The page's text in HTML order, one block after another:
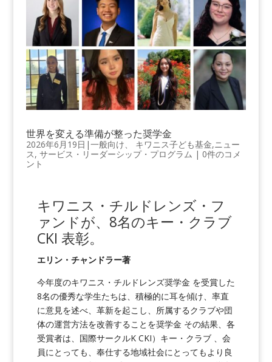
世界を変える準備が整った奨学金
2026年6月19日 |一般向け キワニス子ども基金,ニュー
ス, サービス・リーダーシップ・プログラム | 0件のコメ
ント
キワニス・チルドレンズ・フ
ァンドが、8名のキー・クラブ
CKI 表彰。
エリン・チャンドラー著
今年度のキワニス・チルドレンズ奨学金 を受賞した
8名の優秀な学生たちは、積極的に耳を傾け、率直
に意見を述べ、革新を起こし、所属するクラブや団
体の運営方法を改善することを奨学金 その結果、各
受賞者は、国際サークルK CKI）キー・クラブ 、会
員にとっても、奉仕する地域社会にとってもより良